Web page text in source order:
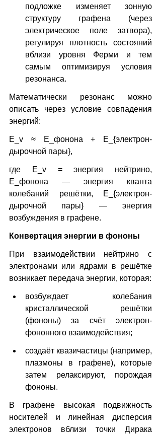
подложке изменяет зонную
структуру графена (через
электрическое поле затвора),
регулируя плотность состояний
вблизи уровня Ферми и тем
самым оптимизируя условия
резонанса.
Математически резонанс можно
описать через условие совпадения
энергий:
Е_v ≈ Е_фонона + Е_{электрон-
дырочной пары},
где Е_v = энергия нейтрино,
Е_фонона — энергия кванта
колебаний решётки, Е_{электрон-
дырочной пары} — энергия
возбуждения в графене.
Конвертация энергии в фононы
При взаимодействии нейтрино с
электронами или ядрами в решётке
возникает передача энергии, которая:
возбуждает колебания
кристаллической решётки
(фононы) за счёт электрон-
фононного взаимодействия;
создаёт квазичастицы (например,
плазмоны в графене), которые
затем релаксируют, порождая
фононы.
В графене высокая подвижность
носителей и линейная дисперсия
электронов вблизи точки Дирака